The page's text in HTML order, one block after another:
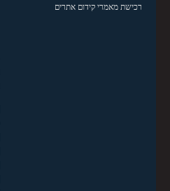
רכישת מאמרי קידום אתרים